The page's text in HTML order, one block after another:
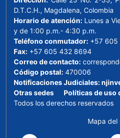
D.T.C.H., Magdalena, Colombia
Horario de atención:Lunes a
y de 1:00 p.m.- 4:30 p.m.
Teléfono conmutador: +57
Fax: +57 605 432 8694
Correo de contacto:
Código postal: 470006
Notificaciones Judiciales:
Otras sedes
Políticas de uso
Todos los derechos
Mapa del